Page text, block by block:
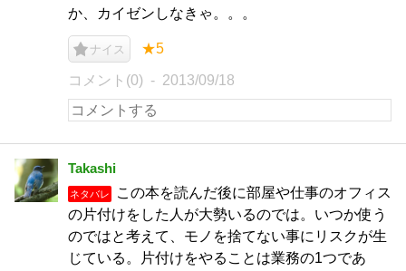
か、カイゼンしなきゃ。。。
ナイス ★5
コメント(0) 2013/09/18
Takashi
ネタバレ
この本を読んだ後に部屋や仕事のオフィス
の片付けをした人が大勢いるのでは。いつか使う
のではと考えて、モノを捨てない事にリスクが生
じている。片付けをやることは業務の1つであ